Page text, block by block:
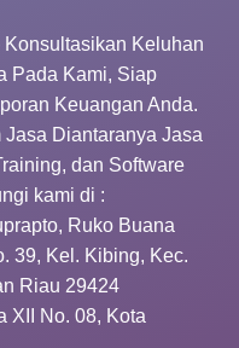
Konsultasikan Keluhan
Pada Kami, Siap
Keuangan Anda.
Diantaranya Jasa
dan Software
kami di :
Ruko Buana
39, Kel. Kibing, Kec.
Riau 29424
XII No. 08, Kota